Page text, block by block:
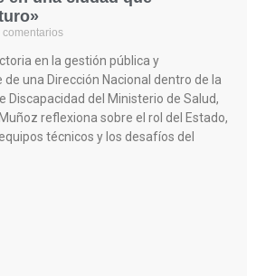
comentarios
en la gestión pública y
una Dirección Nacional dentro de la
Discapacidad del Ministerio de Salud,
reflexiona sobre el rol del Estado,
técnicos y los desafíos del